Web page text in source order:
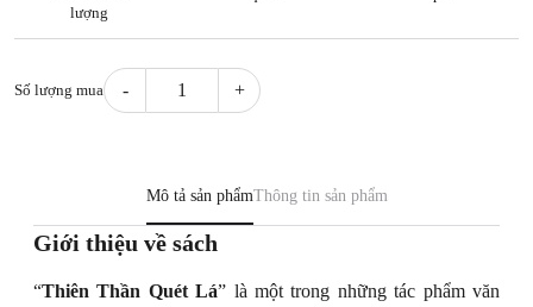
lượng
Số lượng mua
Thiên
lá
Mô tả sản phẩmThông tin sản phẩm
Giới thiệu về sách
“Thiên Thần Quét Lá” là một trong những tác phẩm văn